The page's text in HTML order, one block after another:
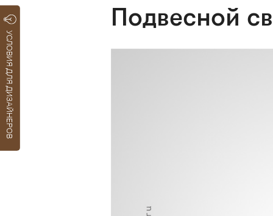
УСЛОВИЯ ДЛЯ ДИЗАЙНЕРОВ
Подвесной